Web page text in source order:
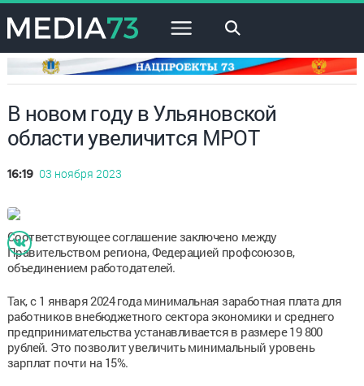
×
В новом году в Ульяновской
области увеличится МРОТ
16:19 03 ноября 2023
Соответствующее соглашение заключено между
Правительством региона, Федерацией профсоюзов,
объединением работодателей.
Так, с 1 января 2024 года минимальная заработная плата для
работников внебюджетного сектора экономики и среднего
предпринимательства устанавливается в размере 19 800
рублей. Это позволит увеличить минимальный уровень
зарплат почти на 15%.